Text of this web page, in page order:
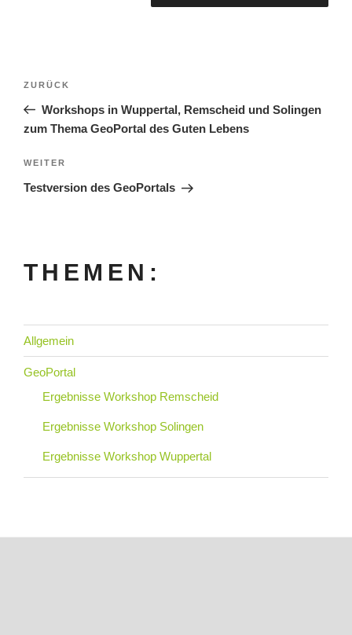
Beitrags-
Vorheriger
Beitrag
ZURÜCK
Workshops in Wuppertal, Remscheid und Solingen
zum Thema GeoPortal des Guten Lebens
Nächster
Beitrag
WEITER
Testversion des GeoPortals
THEMEN:
Allgemein
GeoPortal
Ergebnisse Workshop Remscheid
Ergebnisse Workshop Solingen
Ergebnisse Workshop Wuppertal